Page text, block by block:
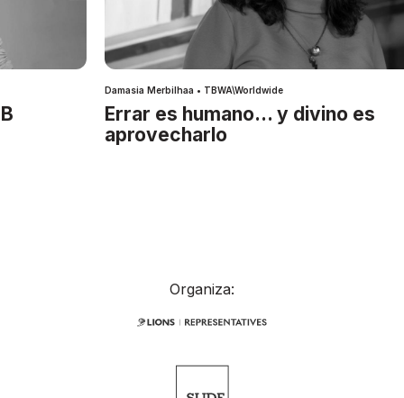
Damasia Merbilhaa • TBWA\Worldwide
Errar es humano… y divino es
aprovecharlo
Organiza: